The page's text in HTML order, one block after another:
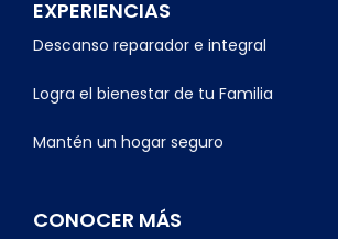
EXPERIENCIAS
Descanso reparador e integral
Logra el bienestar de tu Familia
Mantén un hogar seguro
CONOCER MÁS